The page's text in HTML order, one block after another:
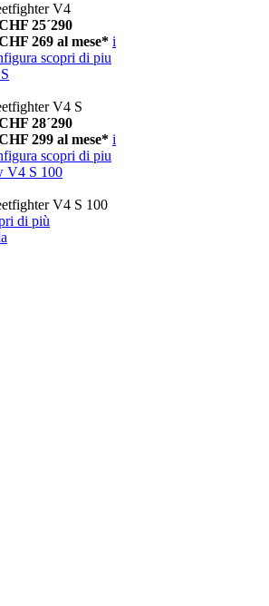
V4
25´290
269 al mese* i
scopri di piu
V4 S
28´290
299 al mese* i
scopri di piu
V4 S 100
V4 S 100
di più